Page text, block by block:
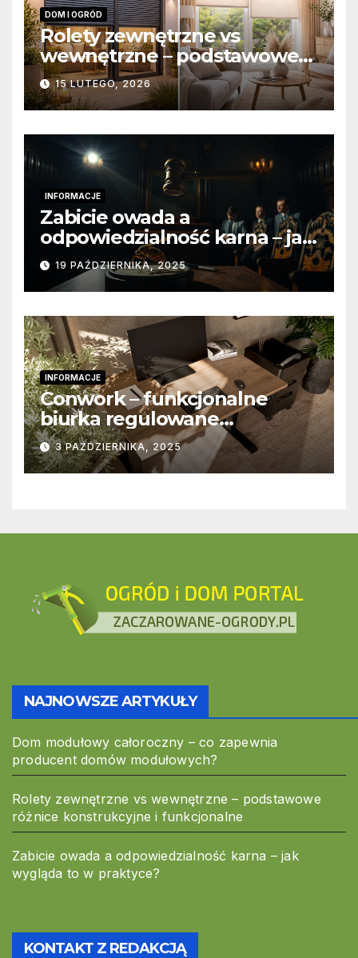
DOM I OGRÓD
Rolety zewnętrzne vs
wewnętrzne – podstawowe
różnice konstrukcyjne i
funkcjonalne
15 LUTEGO, 2026
INFORMACJE
Zabicie owada a
odpowiedzialność karna – jak
wygląda to w praktyce?
19 PAŹDZIERNIKA, 2025
INFORMACJE
Conwork – funkcjonalne
biurka regulowane
stworzone z myślą o
nowoczesnych
przestrzeniach pracy
3 PAŹDZIERNIKA, 2025
NAJNOWSZE ARTYKUŁY
Dom modułowy całoroczny – co zapewnia
producent domów modułowych?
Rolety zewnętrzne vs wewnętrzne – podstawowe
różnice konstrukcyjne i funkcjonalne
Zabicie owada a odpowiedzialność karna – jak
wygląda to w praktyce?
KONTAKT Z REDAKCJĄ